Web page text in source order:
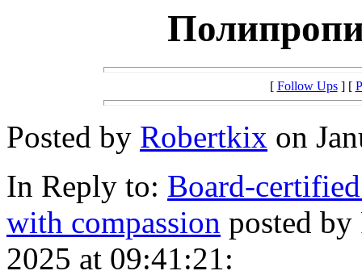
[ Follow Ups] [
Posted by Robertkix on
In Reply to: Board-
with compassion posted
2025 at 09:41:21: